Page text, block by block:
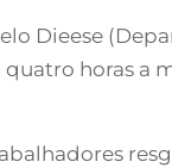
Dieese
horas a